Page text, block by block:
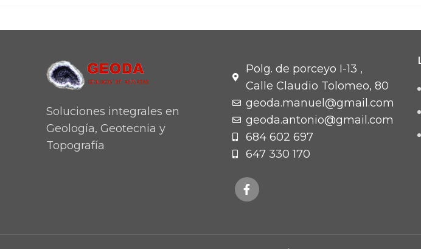
Soluciones integrales en
Geología, Geotecnia y
Topografía
Polg. de porceyo I-13 ,
Calle Claudio Tolomeo, 80
geoda.manuel@gmail.com
geoda.antonio@gmail.com
684 602 697
647 330 170